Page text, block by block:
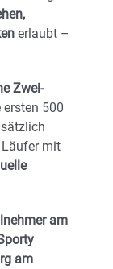
erlaubt –
Zwei-
500
mit
am
am